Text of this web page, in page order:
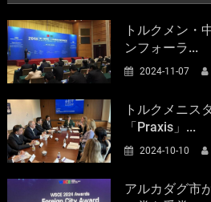
トルクメン・
ンフォーラ...
2024-11-07
トルクメニス
「Praxis」...
2024-10-10
アルカダグ市